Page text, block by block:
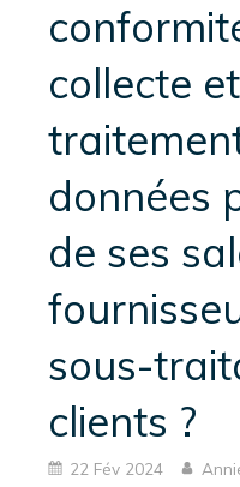
collecte
données
de ses
sous-
clients ?
22 Fév 2024